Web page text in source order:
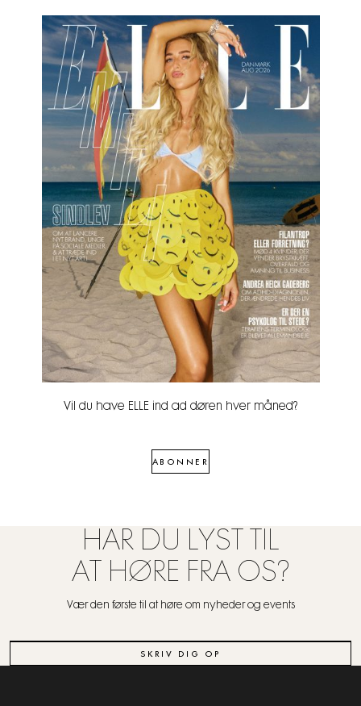
Vil du have ELLE ind ad døren hver måned?
ABONNER
HAR DU LYST TIL
AT HØRE FRA OS?
Vær den første til at høre om nyheder og events
SKRIV DIG OP